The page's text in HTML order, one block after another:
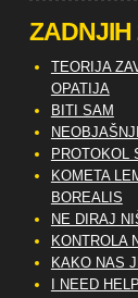
TEORIJA
OPATIJA
BITI SAM
PROTOKOL
KOMETA
BOREALIS
NE DIRAJ
KONTROLA
KAKO NAS
I NEED